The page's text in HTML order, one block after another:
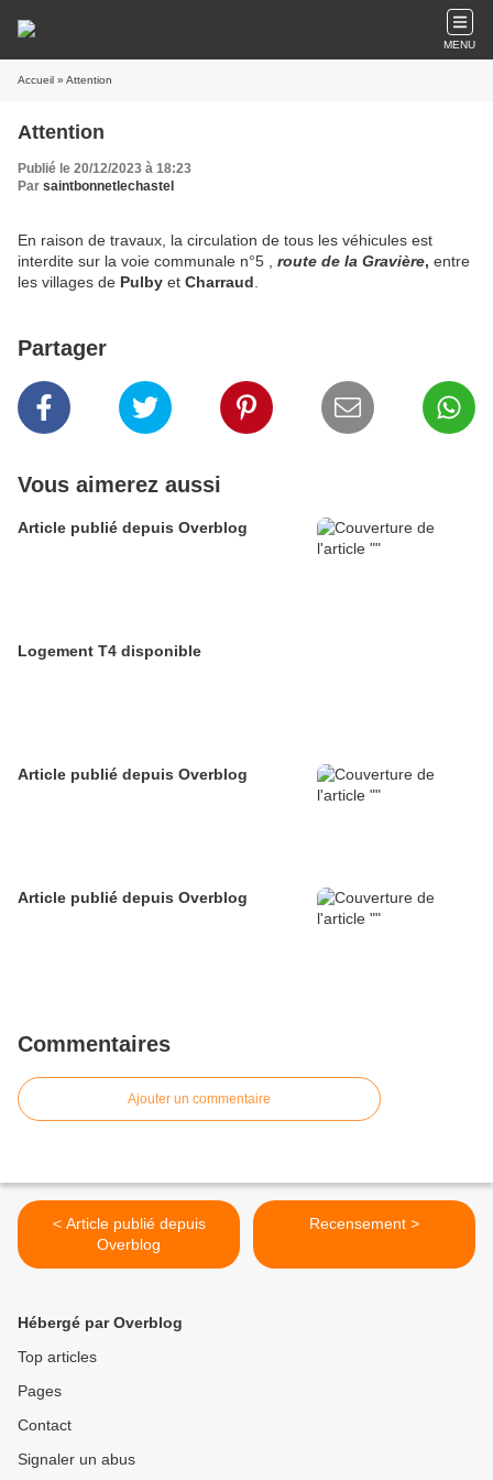
MENU
Accueil » Attention
Attention
Publié le 20/12/2023 à 18:23
Par saintbonnetlechastel
En raison de travaux, la circulation de tous les véhicules est
interdite sur la voie communale n°5 , route de la Gravière, entre
les villages de Pulby et Charraud
Partager
Vous aimerez aussi
Article publié depuis Overblog
Logement T4 disponible
Article publié depuis Overblog
Article publié depuis Overblog
Commentaires
Ajouter un commentaire
< Article publié depuis
Overblog
Recensement >
Hébergé par Overblog
Top articles
Pages
Contact
Signaler un abus